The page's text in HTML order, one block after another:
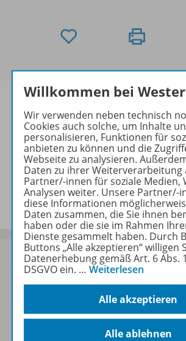
Informationen
Video zu folgenden
Sofort profitieren
Zum Newsletter
Willkommen bei
Wir verwenden neben technisch
Cookies auch solche, um Inhalte
personalisieren, Funktionen für
anbieten zu können und die
Webseite zu analysieren.
Daten zu ihrer Weiterverarbeitung
Partner/-innen für soziale Medien,
Analysen weiter. Unsere Partner/-
diese Informationen
Daten zusammen, die Sie ihnen
haben oder die sie im Rahmen
Dienste gesammelt haben. Durch
Buttons „Alle akzeptieren“ willigen
Datenerhebung gemäß Art. 6 Abs.
DSGVO ein. … Weiterlesen
Alle akzeptieren
Alle ablehnen